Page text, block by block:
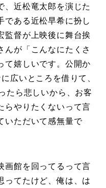
、近松竜太郎を演じた
である近松早希に扮し
監督が上映後に舞台挨
んが「こんなにたくさ
て嬉しいです。公開か
広いところを借りて、
たら悲しいから、お客
らやりたくないって言
いただいて感無量で
画館を回ってるって言
ってたけど、俺は、は